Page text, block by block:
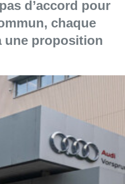
d’accord pour
chaque
une proposition